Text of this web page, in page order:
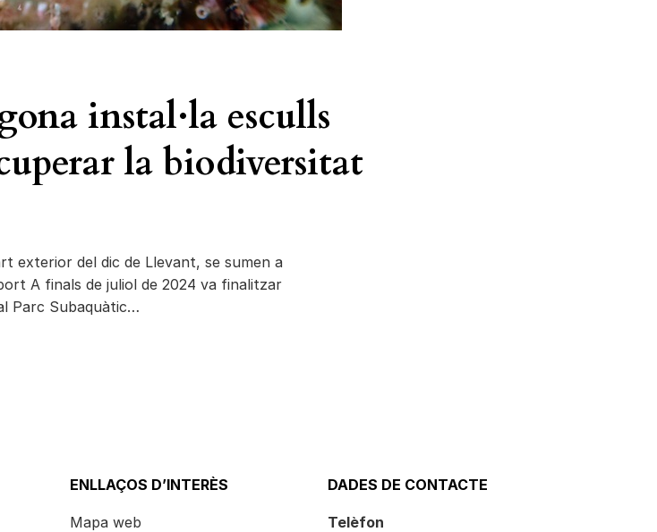
instal·la esculls
la biodiversitat
exterior del dic de Llevant, se sumen a
A finals de juliol de 2024 va finalitzar
Parc Subaquàtic…
ENLLAÇOS D’INTERÈS
Mapa web
DADES DE CONTACTE
Telèfon